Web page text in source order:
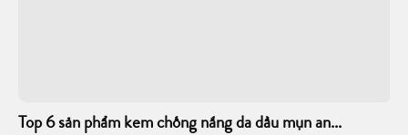
Top 6 sản phẩm kem chống nắng da dầu mụn an...